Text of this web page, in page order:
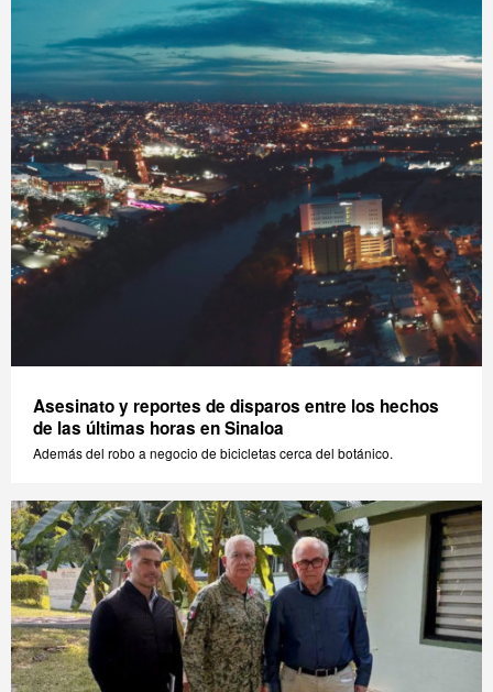
Asesinato y reportes de disparos entre los hechos
de las últimas horas en Sinaloa
Además del robo a negocio de bicicletas cerca del botánico.